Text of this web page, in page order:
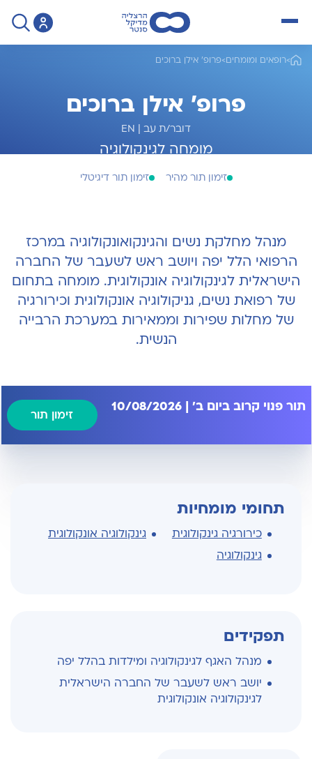
>רופאים ומומחים>פרופ' אילן ברוכים
פרופ' אילן ברוכים
דובר/ת עב |
EN
מומחה לגינקולוגיה
זימון תור מהיר זימון תור דיגיטלי
מנהל מחלקת נשים והגינקואונקולוגיה במרכז
הרפואי הלל יפה ויושב ראש לשעבר של החברה
הישראלית לגינקולוגיה אונקולוגית. מומחה בתחום
של רפואת נשים, גניקולוגיה אונקולוגית וכירורגיה
של מחלות שפירות וממאירות במערכת הרבייה
הנשית.
תור פנוי קרוב ביום ב' | 10/08/2026
זימון תור
תחומי מומחיות
כירורגיה גינקולוגית
גינקולוגיה אונקולוגית
גינקולוגיה
תפקידים
מנהל האגף לגינקולוגיה ומילדות בהלל יפה
יושב ראש לשעבר של החברה הישראלית
לגינקולוגיה אונקולוגית